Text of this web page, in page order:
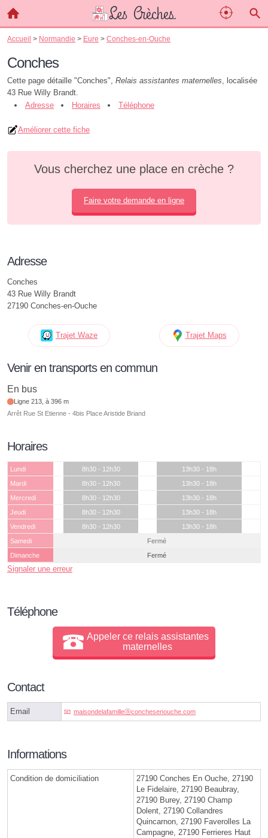
Accueil > Normandie > Eure > Conches-en-Ouche
Conches
Cette page détaille "Conches", Relais assistantes maternelles, localisée
43 Rue Willy Brandt.
Adresse
Horaires Téléphone
Améliorer cette fiche
Vous cherchez une place en crèche ?
Faire votre demande en ligne
Adresse
Conches
43 Rue Willy Brandt
27190 Conches-en-Ouche
Trajet Waze Trajet Maps
Venir en transports en commun
En bus
Ligne 213, à 396 m
Arrêt Rue St Etienne - 4bis Place Aristide Briand
Horaires
Lundi 8h30 - 12h30
13h30 - 18h
Mardi
8h30 - 12h30
13h30 - 18h
Mercredi
8h30 - 12h30
13h30 - 18h
Jeudi
8h30 - 12h30
13h30 - 18h
Vendredi
8h30 - 12h30
13h30 - 18h
Samedi
Fermé
Dimanche
Fermé
Signaler une erreur
Téléphone
Appeler ce relais assistantes
maternelles
Contact
Email maisondelafamilleⓐconchesenouche.com
Informations
Condition de domiciliation
27190 Conches En Ouche, 27190
Le Fidelaire, 27190 Beaubray,
27190 Burey, 27190 Champ
Dolent, 27190 Collandres
Quincarnon, 27190 Faverolles La
Campagne, 27190 Ferrieres Haut